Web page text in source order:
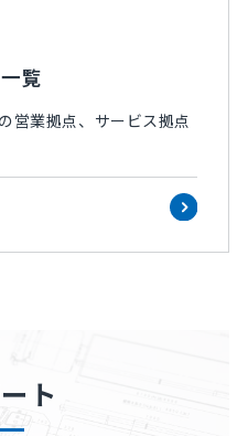
覧
営業拠点、サービス拠点
ト